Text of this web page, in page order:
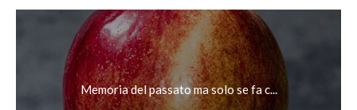
Memoria del passato ma solo se fa c...